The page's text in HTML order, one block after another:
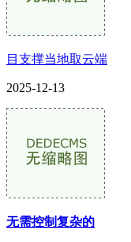
目支撑当地取云端
2025-12-13
无需控制复杂的